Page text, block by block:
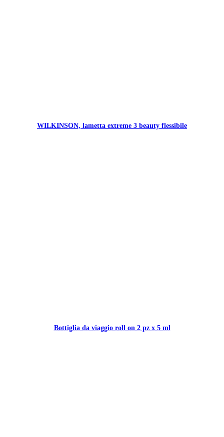
WILKINSON, lametta extreme 3 beauty flessibile
Bottiglia da viaggio roll on 2 pz x 5 ml